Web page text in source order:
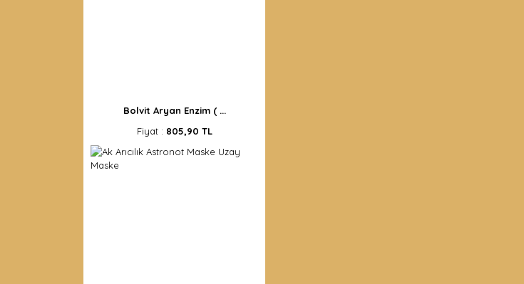
Bolvit Aryan Enzim ( ...
Fiyat : 805,90 TL